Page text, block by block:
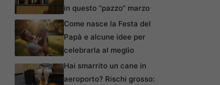
in questo “pazzo” marzo
Come nasce la Festa del
Papà e alcune idee per
celebrarla al meglio
Hai smarrito un cane in
aeroporto? Rischi grosso: